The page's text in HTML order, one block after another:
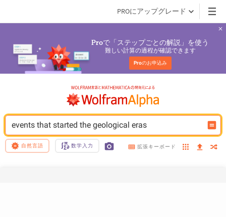
PROにアップグレード
Proで「ステップごとの解説」を使う
難しい計算の過程が確認できます
Proのお申込み
events that started the geological eras
自然言語 数学入力 拡張キーボード